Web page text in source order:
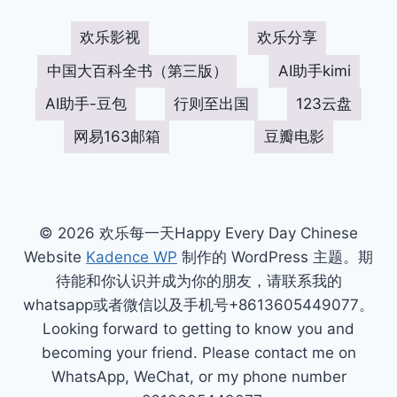
欢乐影视
欢乐分享
中国大百科全书（第三版）
AI助手kimi
AI助手-豆包
行则至出国
123云盘
网易163邮箱
豆瓣电影
© 2026 欢乐每一天Happy Every Day Chinese
Website Kadence WP 制作的 WordPress 主题。期
待能和你认识并成为你的朋友，请联系我的
whatsapp或者微信以及手机号+8613605449077。
Looking forward to getting to know you and
becoming your friend. Please contact me on
WhatsApp, WeChat, or my phone number